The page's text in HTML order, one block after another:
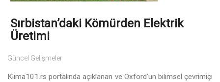
Sırbistan’daki Kömürden Elektrik
Üretimi
Güncel Gelişmeler
Klima101.rs portalında açıklanan ve Oxford'un bilimsel çevrimiçi